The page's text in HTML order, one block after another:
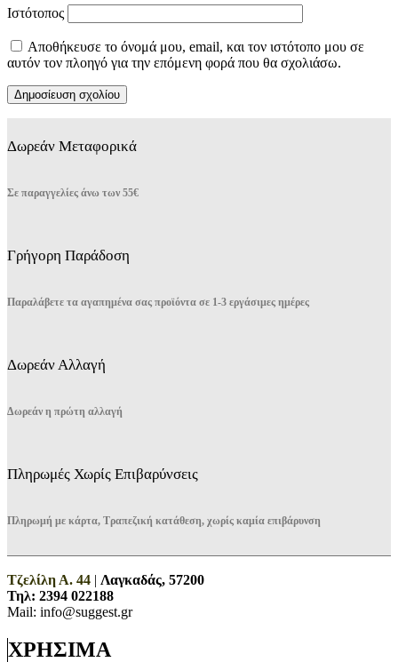
Ιστότοπος
Αποθήκευσε το όνομά μου, email, και τον ιστότοπο μου σε
αυτόν τον πλοηγό για την επόμενη φορά που θα σχολιάσω.
Δωρεάν Μεταφορικά
Σε παραγγελίες άνω των 55€
Γρήγορη Παράδοση
Παραλάβετε τα αγαπημένα σας προϊόντα σε 1-3 εργάσιμες ημέρες
Δωρεάν Αλλαγή
Δωρεάν η πρώτη αλλαγή
Πληρωμές Χωρίς Επιβαρύνσεις
Πληρωμή με κάρτα, Τραπεζική κατάθεση, χωρίς καμία επιβάρυνση
Τζελίλη Α. 44 | Λαγκαδάς, 57200
Τηλ: 2394 022188
Mail: info@suggest.gr
ΧΡΗΣΙΜΑ